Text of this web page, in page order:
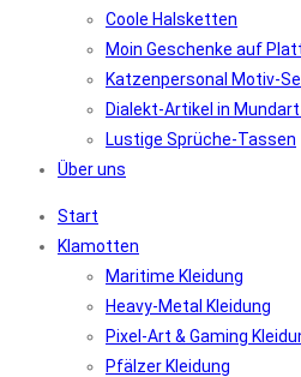
Coole Halsketten
Moin Geschenke auf
Katzenpersonal Motiv-
Dialekt-Artikel in
Lustige Sprüche-Tassen
Über uns
Start
Klamotten
Maritime Kleidung
Heavy-Metal Kleidung
Pixel-Art & Gaming
Pfälzer Kleidung